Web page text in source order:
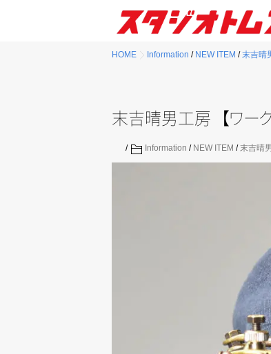
HOME Information / NEW ITEM /末吉晴
末吉晴男工房 【 ワーク
Information / NEW ITEM /末吉晴